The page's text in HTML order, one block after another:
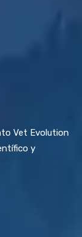
Vet Evolution
y